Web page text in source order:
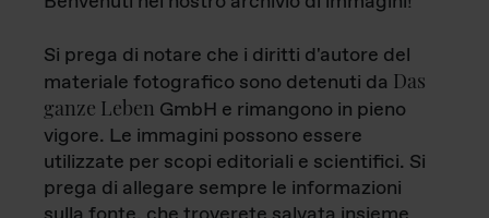
Si prega di notare che i diritti d'autore del
materiale fotografico sono detenuti da Das
ganze Leben GmbH e rimangono in pieno
vigore. Le immagini possono essere
utilizzate per scopi editoriali e scientifici. Si
prega di allegare sempre le informazioni